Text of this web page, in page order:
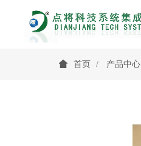
首页 产品中心